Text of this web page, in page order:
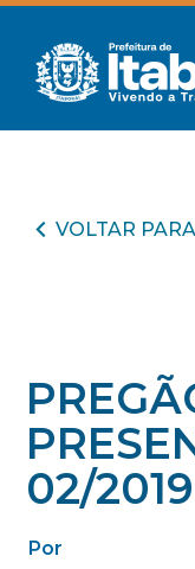
VOLTAR
02/
Por